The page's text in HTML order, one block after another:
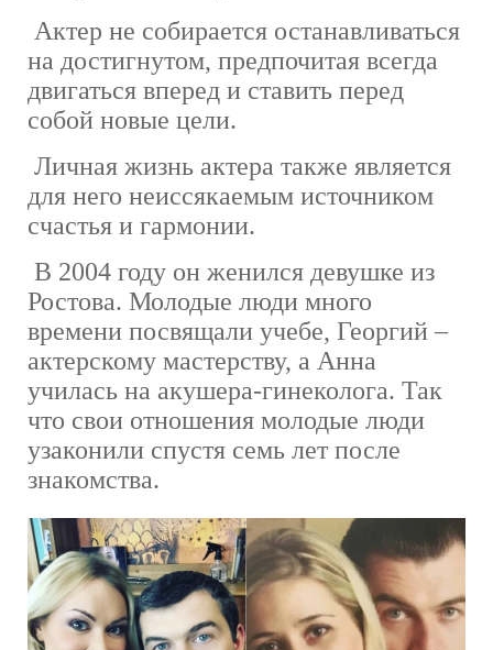
Актер не собирается останавливаться
на достигнутом, предпочитая всегда
двигаться вперед и ставить перед
собой новые цели.
Личная жизнь актера также является
для него неиссякаемым источником
счастья и гармонии.
В 2004 году он женился девушке из
Ростова. Молодые люди много
времени посвящали учебе, Георгий –
актерскому мастерству, а Анна
училась на акушера-гинеколога. Так
что свои отношения молодые люди
узаконили спустя семь лет после
знакомства.